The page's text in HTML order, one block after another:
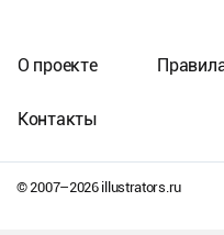
© 2007–2026illustrators.ru
О проекте
Контакты